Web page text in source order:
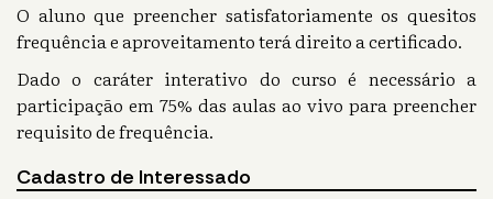
O aluno que preencher satisfatoriamente os quesitos
frequência e aproveitamento terá direito a certificado.
Dado o caráter interativo do curso é necessário a
participação em 75% das aulas ao vivo para preencher
requisito de frequência.
Cadastro de Interessado